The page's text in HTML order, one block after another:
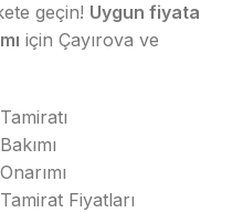
geçin! Uygun fiyata
için Çayırova ve
Fiyatları